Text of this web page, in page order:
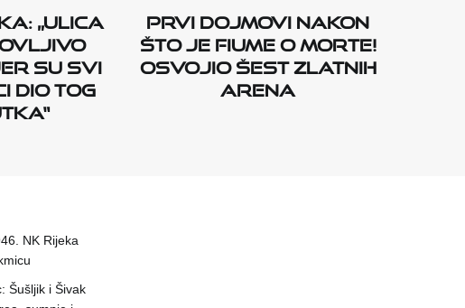
„Ulica
su svi
dio tog
Prvi dojmovi nakon
što je Fiume o morte!
osvojio šest Zlatnih
Arena
NK Rijeka
Šušljik i Šivak